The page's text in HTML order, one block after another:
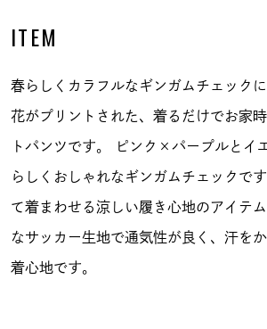
ITEM
春らしくカラフルなギンガムチェック
花がプリントされた、着るだけでお家
トパンツです。 ピンク×パープルと
らしくおしゃれなギンガムチェックで
て着まわせる涼しい履き心地のアイテ
なサッカー生地で通気性が良く、汗を
着心地です。